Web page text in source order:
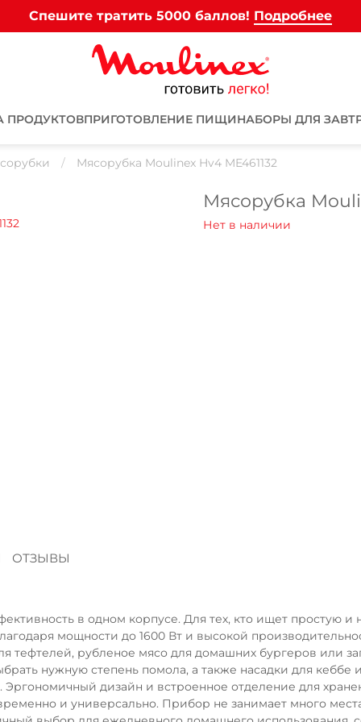
Спешите тратить 5000 баллов! Подробнее
ПРОДУКТОВПРИГОТОВЛЕНИЕ ПИЩИНАБОРЫ ДЛЯ
Мясорубка Moulinex Hv4 ME461132
Мясорубка
ОТЗЫВЫ
в одном корпусе. Для тех, кто ищет простую
мощности до 1600 Вт и высокой
рубленое мясо для домашних бургеров или
нужную степень помола, а также насадки для кеббе
дизайн и встроенное отделение для
и универсально. Прибор не занимает много
Получайте товарвыбранный способом
Оставшиеся75 % будут списываться